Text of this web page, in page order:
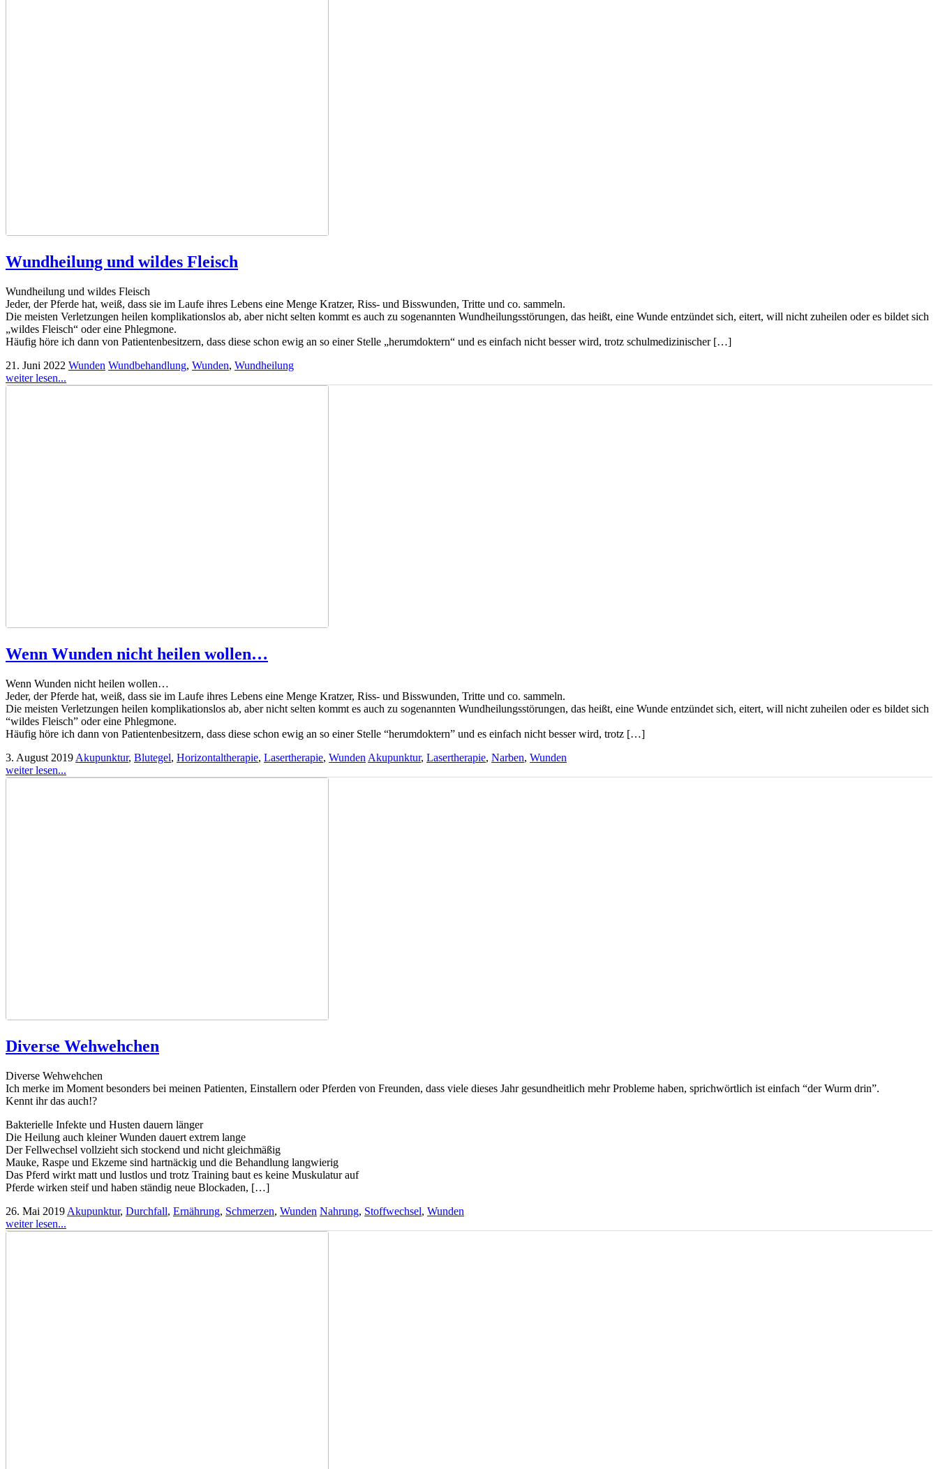
Wundheilung und wildes Fleisch
Wundheilung und wildes Fleisch
Jeder, der Pferde hat, weiß, dass sie im Laufe ihres Lebens eine Menge Kratzer, Riss- und Bisswunden, Tritte und co. sammeln.
Die meisten Verletzungen heilen komplikationslos ab, aber nicht selten kommt es auch zu sogenannten Wundheilungsstörungen, das heißt, eine Wunde entzündet sich, eitert, will nicht zuheilen oder es bildet sich
„wildes Fleisch“ oder eine Phlegmone.
Häufig höre ich dann von Patientenbesitzern, dass diese schon ewig an so einer Stelle „herumdoktern“ und es einfach nicht besser wird, trotz schulmedizinischer […]
21. Juni 2022 Wunden Wundbehandlung, Wunden, Wundheilung
weiter lesen...
Wenn Wunden nicht heilen wollen…
Wenn Wunden nicht heilen wollen…
Jeder, der Pferde hat, weiß, dass sie im Laufe ihres Lebens eine Menge Kratzer, Riss- und Bisswunden, Tritte und co. sammeln.
Die meisten Verletzungen heilen komplikationslos ab, aber nicht selten kommt es auch zu sogenannten Wundheilungsstörungen, das heißt, eine Wunde entzündet sich, eitert, will nicht zuheilen oder es bildet sich
“wildes Fleisch” oder eine Phlegmone.
Häufig höre ich dann von Patientenbesitzern, dass diese schon ewig an so einer Stelle “herumdoktern” und es einfach nicht besser wird, trotz […]
3. August 2019 Akupunktur, Blutegel, Horizontaltherapie, Lasertherapie, Wunden Akupunktur, Lasertherapie, Narben, Wunden
weiter lesen...
Diverse Wehwehchen
Diverse Wehwehchen
Ich merke im Moment besonders bei meinen Patienten, Einstallern oder Pferden von Freunden, dass viele dieses Jahr gesundheitlich mehr Probleme haben, sprichwörtlich ist einfach “der Wurm drin”.
Kennt ihr das auch!?
Bakterielle Infekte und Husten dauern länger
Die Heilung auch kleiner Wunden dauert extrem lange
Der Fellwechsel vollzieht sich stockend und nicht gleichmäßig
Mauke, Raspe und Ekzeme sind hartnäckig und die Behandlung langwierig
Das Pferd wirkt matt und lustlos und trotz Training baut es keine Muskulatur auf
Pferde wirken steif und haben ständig neue Blockaden, […]
26. Mai 2019 Akupunktur, Durchfall, Ernährung, Schmerzen, Wunden Nahrung, Stoffwechsel, Wunden
weiter lesen...